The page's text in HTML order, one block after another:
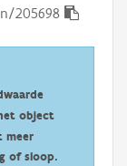
205698
object
meer
of sloop.